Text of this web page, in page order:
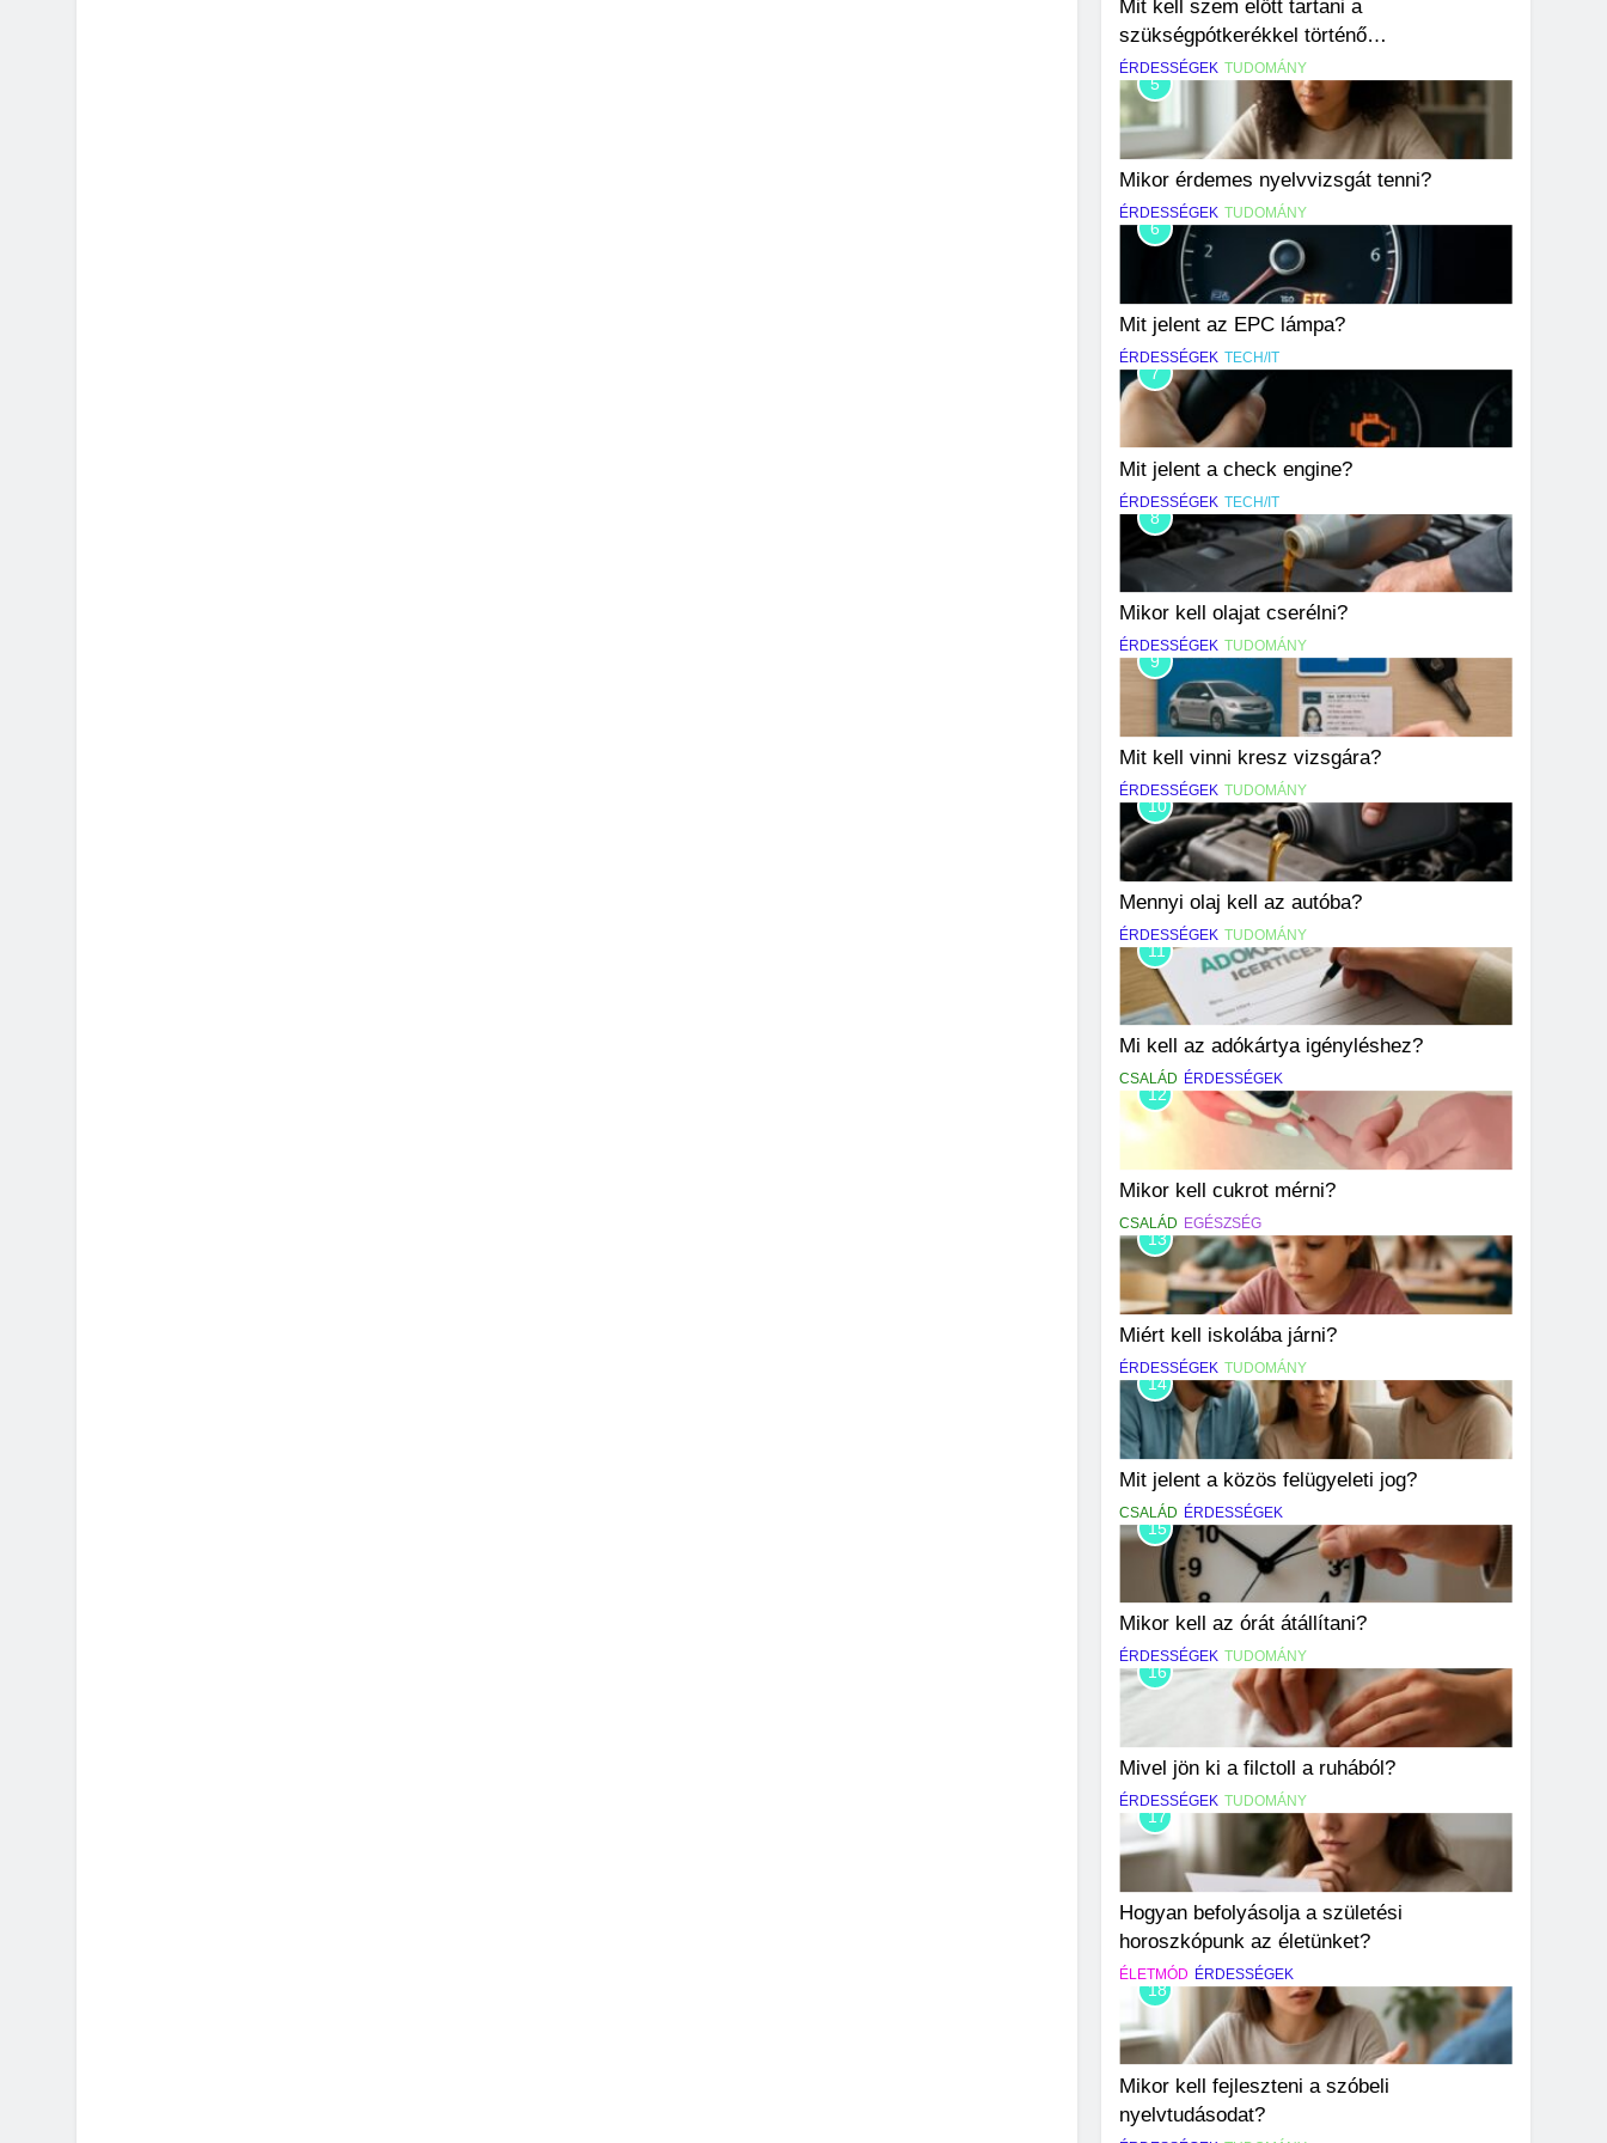
Mit kell szem előtt tartani a
szükségpótkerékkel történő
közlekedéskor?
ÉRDESSÉGEK TUDOMÁNY
5
Mikor érdemes nyelvvizsgát tenni?
ÉRDESSÉGEK TUDOMÁNY
6
Mit jelent az EPC lámpa?
ÉRDESSÉGEK TECH/IT
7
Mit jelent a check engine?
ÉRDESSÉGEK TECH/IT
8
Mikor kell olajat cserélni?
ÉRDESSÉGEK TUDOMÁNY
9
Mit kell vinni kresz vizsgára?
ÉRDESSÉGEK TUDOMÁNY
10
Mennyi olaj kell az autóba?
ÉRDESSÉGEK TUDOMÁNY
11
Mi kell az adókártya igényléshez?
CSALÁD ÉRDESSÉGEK
12
Mikor kell cukrot mérni?
CSALÁD EGÉSZSÉG
13
Miért kell iskolába járni?
ÉRDESSÉGEK TUDOMÁNY
14
Mit jelent a közös felügyeleti jog?
CSALÁD ÉRDESSÉGEK
15
Mikor kell az órát átállítani?
ÉRDESSÉGEK TUDOMÁNY
16
Mivel jön ki a filctoll a ruhából?
ÉRDESSÉGEK TUDOMÁNY
17
Hogyan befolyásolja a születési
horoszkópunk az életünket?
ÉLETMÓD ÉRDESSÉGEK
18
Mikor kell fejleszteni a szóbeli
nyelvtudásodat?